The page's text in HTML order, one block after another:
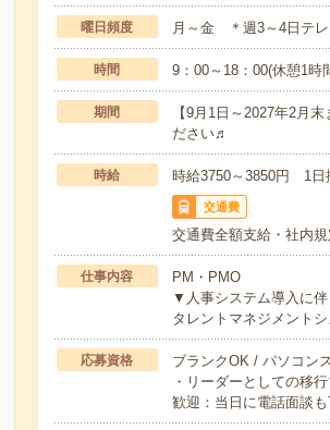
曜日頻度 月～金 ＊週3～4日テレ
時間 9：00～18：00(休憩1時
期間
【9月1日～2027年2月
ださい♬
時給 時給3750～3850円 1
交通費
交通費全額支給・社内
仕事内容
PM・PMO
▼人事システム導入に
タレントマネジメント
応募資格
ブランクOK / パソコン
・リーダーとしての移
歓迎：当日に電話面談